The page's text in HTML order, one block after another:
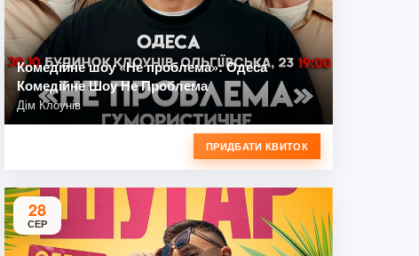
Комедійне шоу «Не проблема»: Одеса
Комедійне Шоу Не Проблема
Дім Клоунів
ПРИДБАТИ КВИТОК
28
СЕР